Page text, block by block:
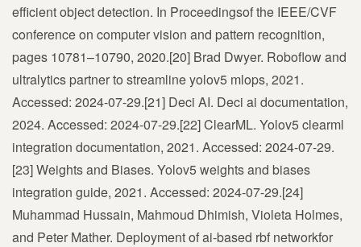
efficient object detection. In Proceedingsof the IEEE/CVF
conference on computer vision and pattern recognition,
pages 10781–10790, 2020.[20] Brad Dwyer. Roboflow and
ultralytics partner to streamline yolov5 mlops, 2021.
Accessed: 2024-07-29.[21] Deci AI. Deci ai documentation,
2024. Accessed: 2024-07-29.[22] ClearML. Yolov5 clearml
integration documentation, 2021. Accessed: 2024-07-29.
[23] Weights and Biases. Yolov5 weights and biases
integration guide, 2021. Accessed: 2024-07-29.[24]
Muhammad Hussain, Mahmoud Dhimish, Violeta Holmes,
and Peter Mather. Deployment of ai-based rbf networkfor